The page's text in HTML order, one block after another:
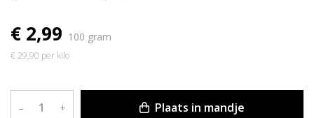
€ 2,99 100 gram
€ 29,90 per kilo
– + Plaats in mandje